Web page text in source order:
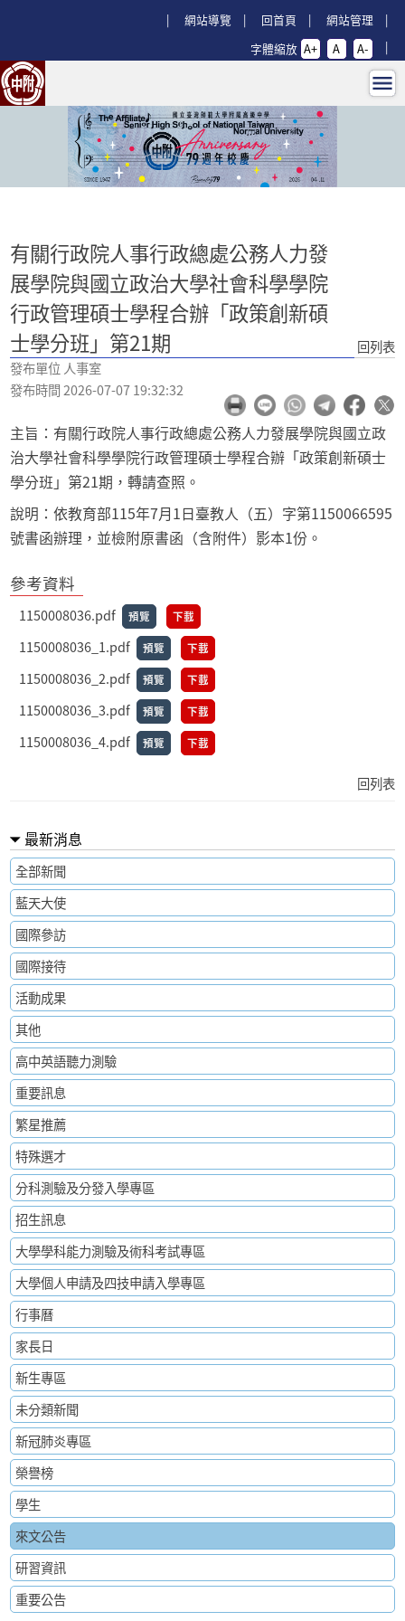
網站導覽
回首頁
網站管理
字體縮放 A+ A A-
有關行政院人事行政總處公務人力
:::
有關行政院人事行政總處公務人力發
展學院與國立政治大學社會科學學院
行政管理碩士學程合辦「政策創新碩
士學分班」第21期
發布單位 人事室
發布時間 2026-07-07 19:32:32
回列表
主旨：有關行政院人事行政總處公務人力發展學院與國立政
治大學社會科學學院行政管理碩士學程合辦「政策創新碩士
學分班」第21期，轉請查照。
說明：依教育部115年7月1日臺教人（五）字第1150066595
號書函辦理，並檢附原書函（含附件）影本1份。
參考資料
1150008036.pdf 預覽 下載
1150008036_1.pdf 預覽 下載
1150008036_2.pdf 預覽 下載
1150008036_3.pdf 預覽 下載
1150008036_4.pdf 預覽 下載
回列表
最新消息
全部新聞
藍天大使
國際參訪
國際接待
活動成果
其他
高中英語聽力測驗
重要訊息
繁星推薦
特殊選才
分科測驗及分發入學專區
招生訊息
大學學科能力測驗及術科考試專區
大學個人申請及四技申請入學專區
行事曆
家長日
新生專區
未分類新聞
新冠肺炎專區
榮譽榜
學生
來文公告
研習資訊
重要公告